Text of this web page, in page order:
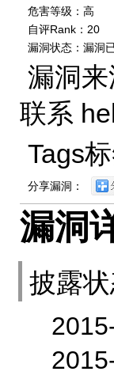
危害等级：高
自评Rank：20
漏洞状态：漏洞
漏洞来
联系
Tags
分享漏洞：
漏洞
披露状